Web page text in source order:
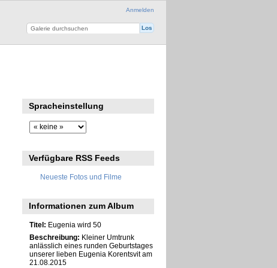
Anmelden
Spracheinstellung
Verfügbare RSS Feeds
Neueste Fotos und Filme
Informationen zum Album
Titel: Eugenia wird 50
Beschreibung: Kleiner Umtrunk
anlässlich eines runden Geburtstages
unserer lieben Eugenia Korentsvit am
21.08.2015